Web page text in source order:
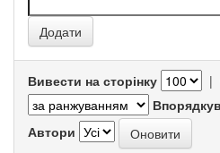
Вивести на сторінку |
Автори